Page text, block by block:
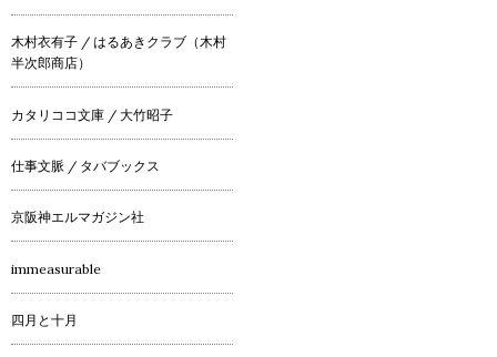
木村衣有子 / はるあきクラブ（木村
半次郎商店）
カタリココ文庫 / 大竹昭子
仕事文脈 / タバブックス
京阪神エルマガジン社
immeasurable
四月と十月